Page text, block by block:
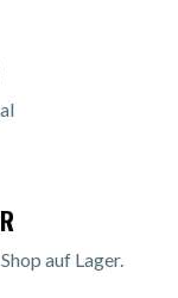
auf Lager.